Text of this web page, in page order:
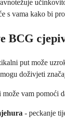
s vama kako bi
BCG
put može
doživjeti
vam pomoći
- peckanje